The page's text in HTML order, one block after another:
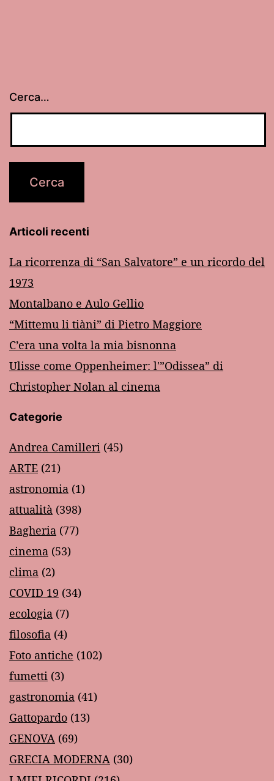
Cerca…
Articoli recenti
La ricorrenza di “San Salvatore” e un ricordo del
1973
Montalbano e Aulo Gellio
“Mittemu li tiàni” di Pietro Maggiore
C’era una volta la mia bisnonna
Ulisse come Oppenheimer: l'”Odissea” di
Christopher Nolan al cinema
Categorie
Andrea Camilleri (45)
ARTE (21)
astronomia (1)
attualità (398)
Bagheria (77)
cinema (53)
clima (2)
COVID 19 (34)
ecologia (7)
filosofia (4)
Foto antiche (102)
fumetti (3)
gastronomia (41)
Gattopardo (13)
GENOVA (69)
GRECIA MODERNA (30)